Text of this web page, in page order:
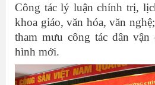
Công tác lý luận chính trị,
khoa giáo, văn hóa, văn
tham mưu công tác dân
hình mới.